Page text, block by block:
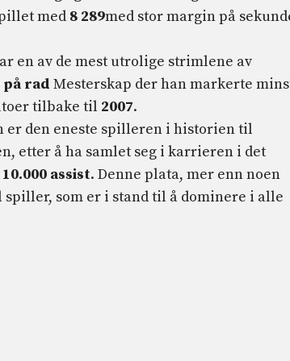
med 8 289med stor margin på
en av de mest utrolige strimlene av
på rad Mesterskap der han markerte
tilbake til 2007.
er den eneste spilleren i historien til
etter å ha samlet seg i karrieren i det
assist. Denne plata, mer enn noen
som er i stand til å dominere i alle